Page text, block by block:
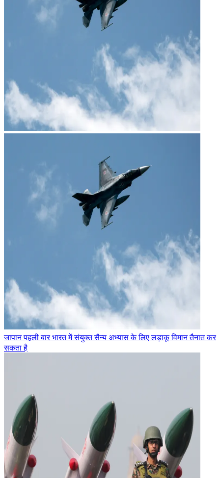
जापान पहली बार भारत में संयुक्त सैन्य अभ्यास के लिए लड़ाकू विमान तैनात कर
सकता है